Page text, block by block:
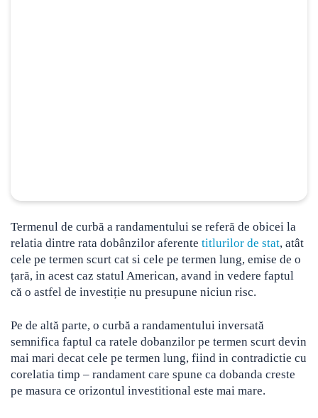
Termenul de curbă a randamentului se referă de obicei la
relatia dintre rata dobânzilor aferente titlurilor de stat, atât
cele pe termen scurt cat si cele pe termen lung, emise de o
țară, in acest caz statul American, avand in vedere faptul
că o astfel de investiție nu presupune niciun risc.
Pe de altă parte, o curbă a randamentului inversată
semnifica faptul ca ratele dobanzilor pe termen scurt devin
mai mari decat cele pe termen lung, fiind in contradictie cu
corelatia timp – randament care spune ca dobanda creste
pe masura ce orizontul investitional este mai mare.